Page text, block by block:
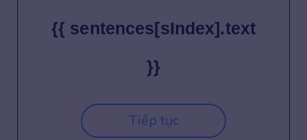
{{ sentences[sIndex].text
}}
Tiếp tục